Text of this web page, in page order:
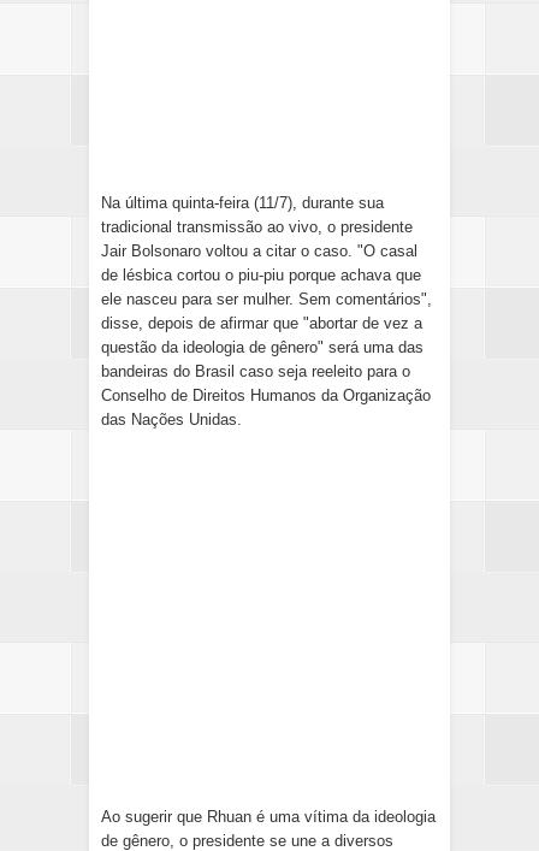
Na última quinta-feira (11/7), durante sua
tradicional transmissão ao vivo, o presidente
Jair Bolsonaro voltou a citar o caso. "O casal
de lésbica cortou o piu-piu porque achava que
ele nasceu para ser mulher. Sem comentários",
disse , depois de afirmar que "abortar de vez a
questão da ideologia de gênero" será uma das
bandeiras do Brasil caso seja reeleito para o
Conselho de Direitos Humanos da Organização
das Nações Unidas.
Ao sugerir que Rhuan é uma vítima da ideologia
de gênero, o presidente se une a diversos